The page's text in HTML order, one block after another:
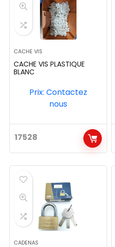
CACHE VIS
CACHE VIS PLASTIQUE
BLANC
17528
Prix: Contactez
nous
CADENAS